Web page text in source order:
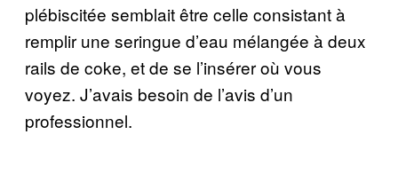
plébiscitée semblait être celle consistant à
remplir une seringue d’eau mélangée à deux
rails de coke, et de se l’insérer où vous
voyez. J’avais besoin de l’avis d’un
professionnel.